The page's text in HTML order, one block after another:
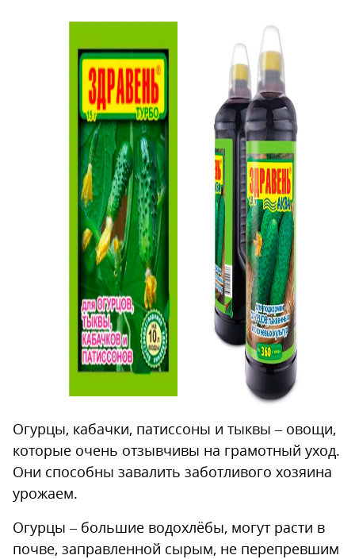
Огурцы, кабачки, патиссоны и тыквы – овощи,
которые очень отзывчивы на грамотный уход.
Они способны завалить заботливого хозяина
урожаем.
Огурцы – большие водохлёбы, могут расти в
почве, заправленной сырым, не перепревшим